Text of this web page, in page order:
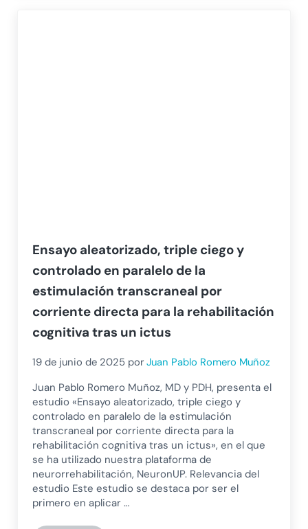
Ensayo aleatorizado, triple ciego y
controlado en paralelo de la
estimulación transcraneal por
corriente directa para la rehabilitación
cognitiva tras un ictus
19 de junio de 2025 porJuan Pablo Romero Muñoz
Juan Pablo Romero Muñoz, MD y PDH, presenta el
estudio «Ensayo aleatorizado, triple ciego y
controlado en paralelo de la estimulación
transcraneal por corriente directa para la
rehabilitación cognitiva tras un ictus», en el que
se ha utilizado nuestra plataforma de
neurorrehabilitación, NeuronUP. Relevancia del
estudio Este estudio se destaca por ser el
primero en aplicar …